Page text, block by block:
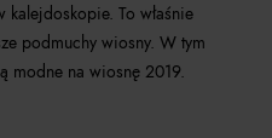
To właśnie
podmuchy wiosny. W tym
modne na wiosnę 2019.